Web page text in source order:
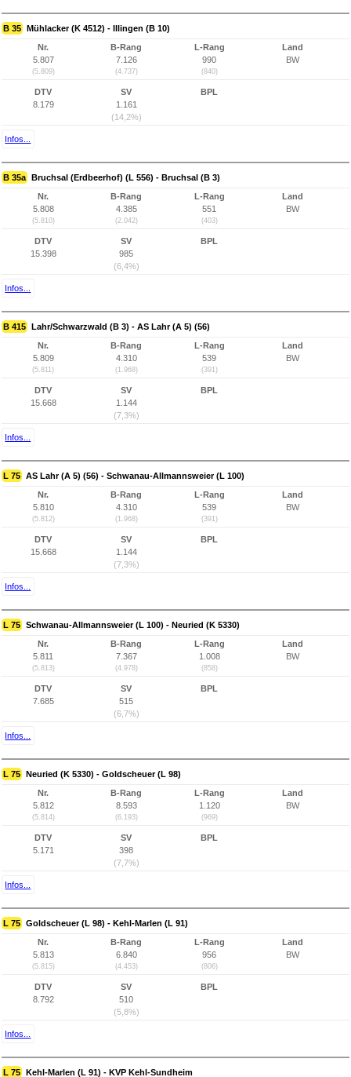
B 35 Mühlacker (K 4512) - Illingen (B 10)
Nr.
5.807
(5.809)
B-Rang
7.126
(4.737)
L-Rang
990
(840)
Land
BW
DTV
8.179
SV
1.161
(14,2%)
BPL
Infos...
B 35a Bruchsal (Erdbeerhof) (L 556) - Bruchsal (B 3)
Nr.
5.808
(5.810)
B-Rang
4.385
(2.042)
L-Rang
551
(403)
Land
BW
DTV
15.398
SV
985
(6,4%)
BPL
Infos...
B 415 Lahr/Schwarzwald (B 3) - AS Lahr (A 5) (56)
Nr.
5.809
(5.811)
B-Rang
4.310
(1.968)
L-Rang
539
(391)
Land
BW
DTV
15.668
SV
1.144
(7,3%)
BPL
Infos...
L 75 AS Lahr (A 5) (56) - Schwanau-Allmannsweier (L 100)
Nr.
5.810
(5.812)
B-Rang
4.310
(1.968)
L-Rang
539
(391)
Land
BW
DTV
15.668
SV
1.144
(7,3%)
BPL
Infos...
L 75 Schwanau-Allmannsweier (L 100) - Neuried (K 5330)
Nr.
5.811
(5.813)
B-Rang
7.367
(4.978)
L-Rang
1.008
(858)
Land
BW
DTV
7.685
SV
515
(6,7%)
BPL
Infos...
L 75 Neuried (K 5330) - Goldscheuer (L 98)
Nr.
5.812
(5.814)
B-Rang
8.593
(6.193)
L-Rang
1.120
(969)
Land
BW
DTV
5.171
SV
398
(7,7%)
BPL
Infos...
L 75 Goldscheuer (L 98) - Kehl-Marlen (L 91)
Nr.
5.813
(5.815)
B-Rang
6.840
(4.453)
L-Rang
956
(806)
Land
BW
DTV
8.792
SV
510
(5,8%)
BPL
Infos...
L 75 Kehl-Marlen (L 91) - KVP Kehl-Sundheim